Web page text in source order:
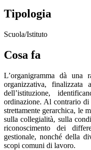
Tipologia
Scuola/Istituto
Cosa fa
L’organigramma dà una
organizzativa, finalizzata
dell’istituzione,
ordinazione. Al contrario di
strettamente gerarchica, le
sulla collegialità, sulla
riconoscimento dei
gestionale, nonché della
scopi comuni di lavoro.